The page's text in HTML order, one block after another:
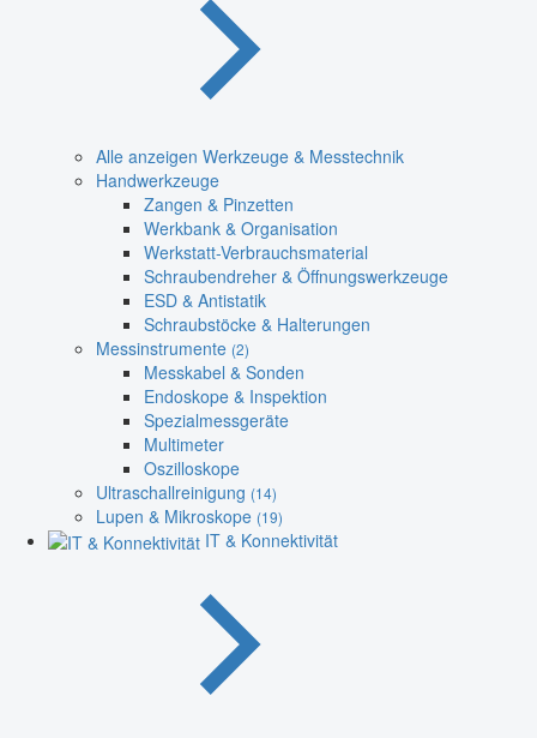
Alle anzeigen Werkzeuge & Messtechnik
Handwerkzeuge
Zangen & Pinzetten
Werkbank & Organisation
Werkstatt-Verbrauchsmaterial
Schraubendreher & Öffnungswerkzeuge
ESD & Antistatik
Schraubstöcke & Halterungen
Messinstrumente (2)
Messkabel & Sonden
Endoskope & Inspektion
Spezialmessgeräte
Multimeter
Oszilloskope
Ultraschallreinigung (14)
Lupen & Mikroskope (19)
IT & Konnektivität